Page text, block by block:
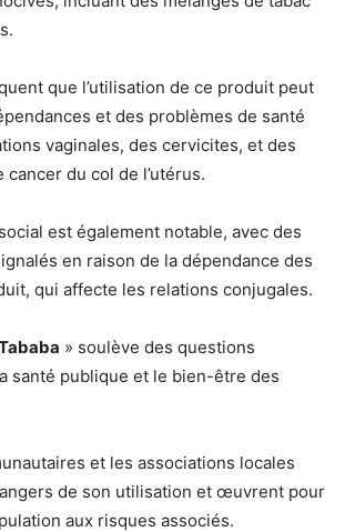
que l’utilisation de ce produit peut
et des problèmes de santé
vaginales, des cervicites, et des
du col de l’utérus.
est également notable, avec des
en raison de la dépendance des
qui affecte les relations conjugales.
» soulève des questions
santé publique et le bien-être des
et les associations locales
de son utilisation et œuvrent pour
aux risques associés.